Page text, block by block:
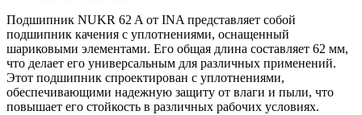
Подшипник NUKR 62 A от INA представляет собой
подшипник качения с уплотнениями, оснащенный
шариковыми элементами. Его общая длина составляет 62 мм,
что делает его универсальным для различных применений.
Этот подшипник спроектирован с уплотнениями,
обеспечивающими надежную защиту от влаги и пыли, что
повышает его стойкость в различных рабочих условиях.